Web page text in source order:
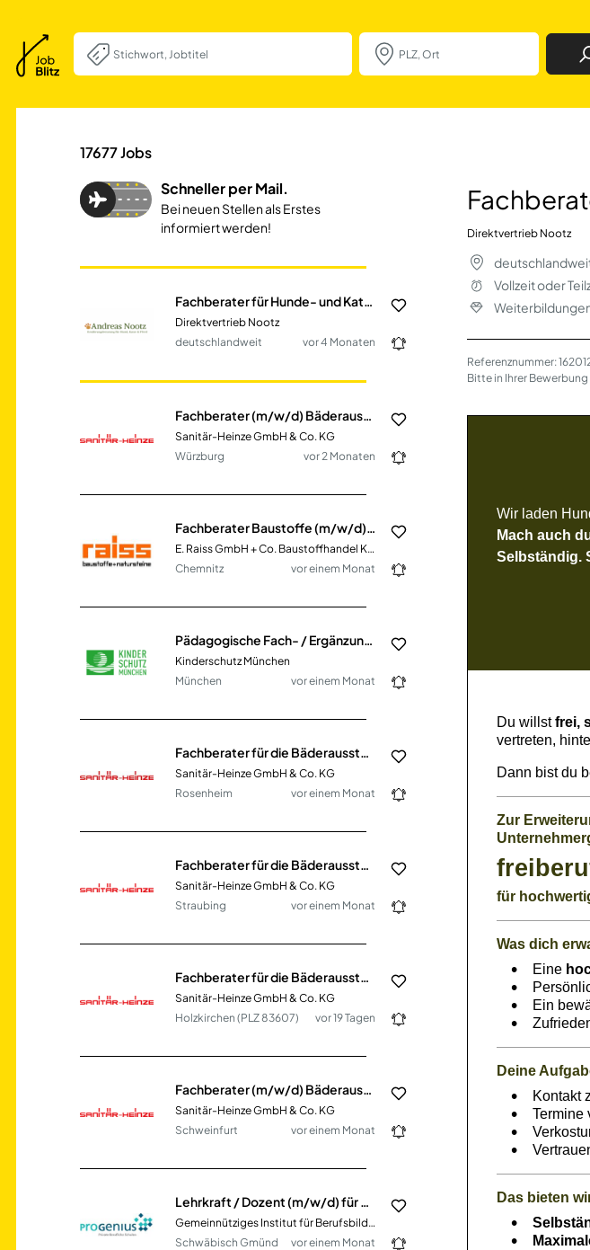
Fachberater für
17677Jobs
Schneller per Mail.
Bei neuen Stellen als Erstes
informiert werden!
Direktvertrieb Nootz
deutschlandweit
vor 4 Monaten
Fachberater (m/w/d) Bäderausstellung SHK
Sanitär-Heinze GmbH & Co. KG
Würzburg
vor 2 Monaten
E. Raiss GmbH + Co. Baustoffhandel KG
Chemnitz
vor einem Monat
Pädagogische Fach- / Ergänzungskraft (m/w/d) Teilzeit
Kinderschutz München
München
vor einem Monat
Sanitär-Heinze GmbH & Co. KG
Rosenheim
vor einem Monat
Sanitär-Heinze GmbH & Co. KG
Straubing
vor einem Monat
Sanitär-Heinze GmbH & Co. KG
Holzkirchen (PLZ 83607)
vor 19 Tagen
Fachberater (m/w/d) Bäderausstellung SHK
Sanitär-Heinze GmbH & Co. KG
Schweinfurt
vor einem Monat
Gemeinnütziges Institut für Berufsbildung Dr. Engel GmbH
Schwäbisch Gmünd
vor einem Monat
Direktvertrieb Nootz
Vollzeit oder
Referenznummer:
Bitte in Ihrer